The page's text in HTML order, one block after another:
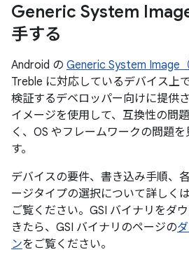
Generic System
手する
Android の Generic System Image（
Treble に対応しているデバイス上
検証するデベロッパー向けに提供
イメージを使用して、互換性の問
く、OS やフレームワークの問題
す。
デバイスの要件、書き込み手順、
ージタイプの選択について詳しくは
ご覧ください。GSI バイナリをダ
きたら、GSI バイナリのページの
ンをご覧ください。